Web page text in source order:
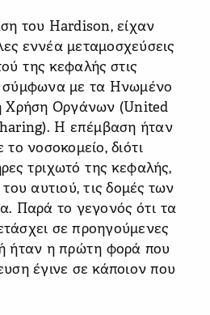
του Ηardison, είχαν
εννέα μεταμοσχεύσεις
της κεφαλής στις
σύμφωνα με τα Ηνωμένο
Χρήση Οργάνων (United
Η επέμβαση ήταν
νοσοκομείο, διότι
τριχωτό της κεφαλής,
αυτιού, τις δομές των
Παρά το γεγονός ότι τα
σε προηγούμενες
ήταν η πρώτη φορά που
έγινε σε κάποιον που